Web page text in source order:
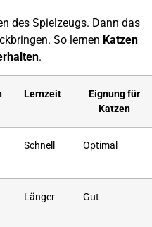
des Spielzeugs. Dann das
So lernen Katzen
.
Lernzeit
Eignung für
Katzen
Schnell Optimal
Länger Gut